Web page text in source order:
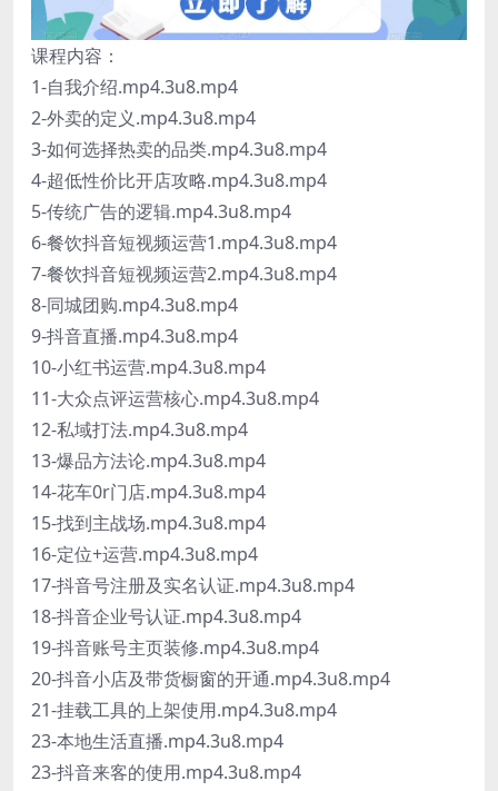
课程内容：
1-自我介绍.mp4.3u8.mp4
2-外卖的定义.mp4.3u8.mp4
3-如何选择热卖的品类.mp4.3u8.mp4
4-超低性价比开店攻略.mp4.3u8.mp4
5-传统广告的逻辑.mp4.3u8.mp4
6-餐饮抖音短视频运营1.mp4.3u8.mp4
7-餐饮抖音短视频运营2.mp4.3u8.mp4
8-同城团购.mp4.3u8.mp4
9-抖音直播.mp4.3u8.mp4
10-小红书运营.mp4.3u8.mp4
11-大众点评运营核心.mp4.3u8.mp4
12-私域打法.mp4.3u8.mp4
13-爆品方法论.mp4.3u8.mp4
14-花车0r门店.mp4.3u8.mp4
15-找到主战场.mp4.3u8.mp4
16-定位+运营.mp4.3u8.mp4
17-抖音号注册及实名认证.mp4.3u8.mp4
18-抖音企业号认证.mp4.3u8.mp4
19-抖音账号主页装修.mp4.3u8.mp4
20-抖音小店及带货橱窗的开通.mp4.3u8.mp4
21-挂载工具的上架使用.mp4.3u8.mp4
23-本地生活直播.mp4.3u8.mp4
23-抖音来客的使用.mp4.3u8.mp4